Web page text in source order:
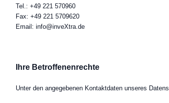
Tel.: +49 221 570960
Fax: +49 221 5709620
Email: info@inveXtra.de
Ihre Betroffenenrechte
Unter den angegebenen Kontaktdaten unseres